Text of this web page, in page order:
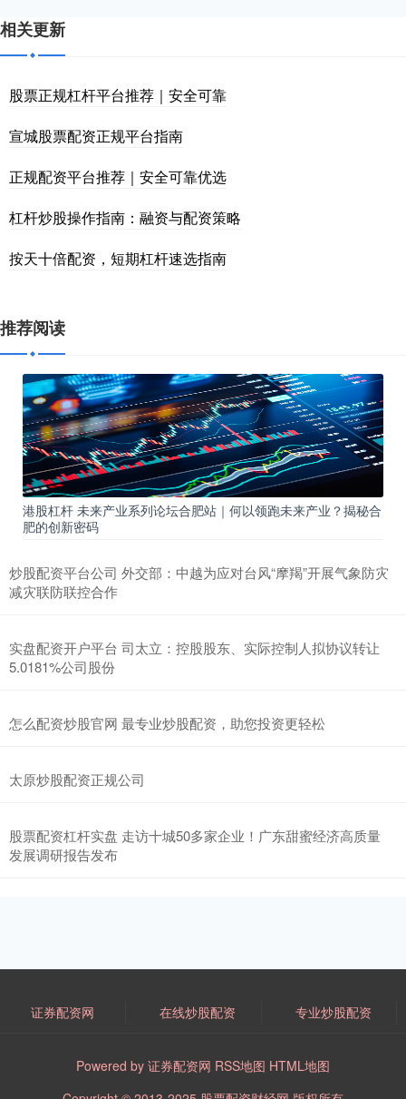
相关更新
股票正规杠杆平台推荐｜安全可靠
宣城股票配资正规平台指南
正规配资平台推荐｜安全可靠优选
杠杆炒股操作指南：融资与配资策略
按天十倍配资，短期杠杆速选指南
推荐阅读
港股杠杆 未来产业系列论坛合肥站｜何以领跑未来产业？揭秘合
肥的创新密码
炒股配资平台公司 外交部：中越为应对台风“摩羯”开展气象防灾
减灾联防联控合作
实盘配资开户平台 司太立：控股股东、实际控制人拟协议转让
5.0181%公司股份
怎么配资炒股官网 最专业炒股配资，助您投资更轻松
太原炒股配资正规公司
股票配资杠杆实盘 走访十城50多家企业！广东甜蜜经济高质量
发展调研报告发布
证券配资网 在线炒股配资 专业炒股配资
Powered by 证券配资网 RSS地图 HTML地图